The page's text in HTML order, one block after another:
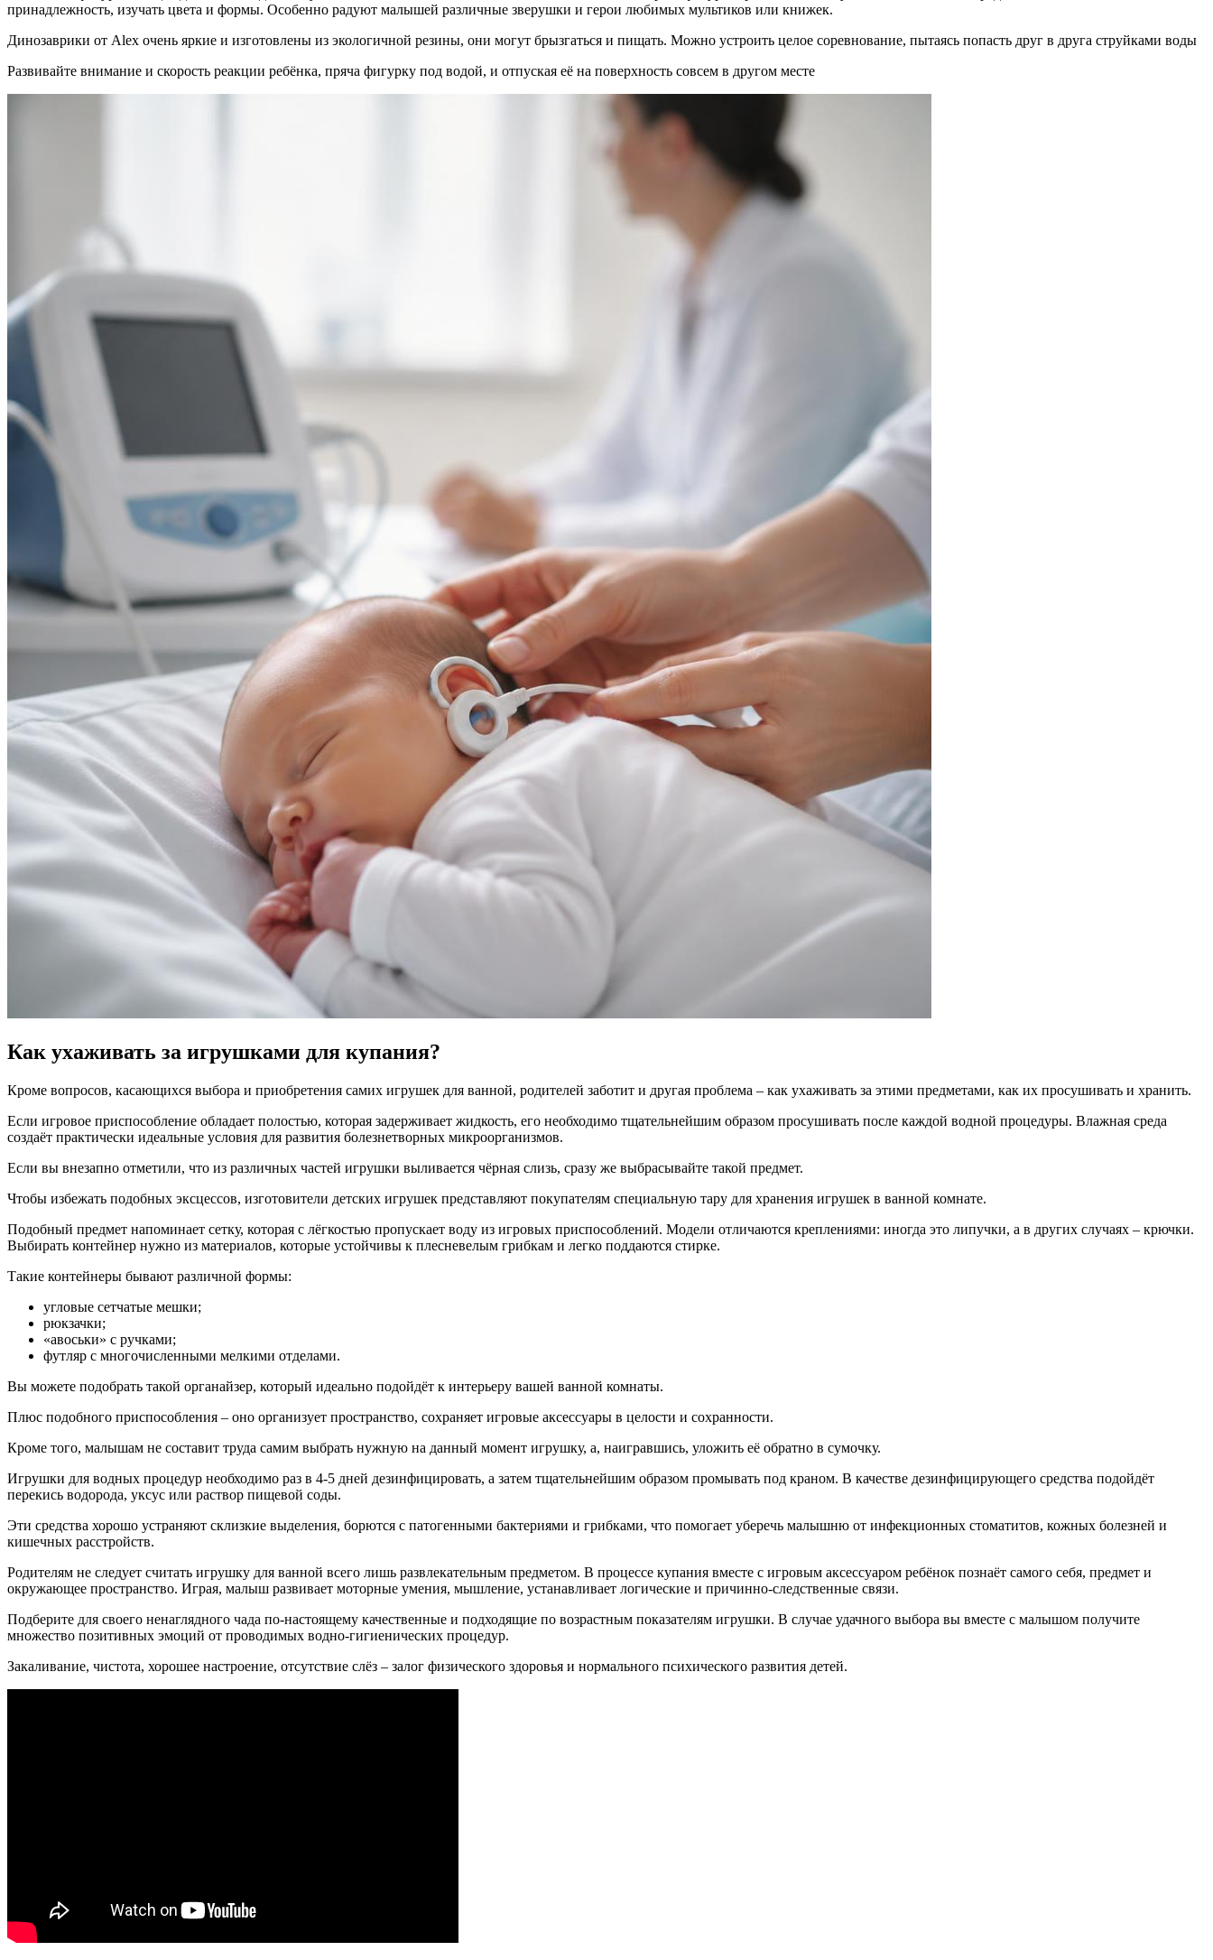
принадлежность, изучать цвета и формы. Особенно радуют малышей различные зверушки и герои любимых мультиков или книжек.
Динозаврики от Alex очень яркие и изготовлены из экологичной резины, они могут брызгаться и пищать. Можно устроить целое соревнование, пытаясь попасть друг в друга струйками воды
Развивайте внимание и скорость реакции ребёнка, пряча фигурку под водой, и отпуская её на поверхность совсем в другом месте
Как ухаживать за игрушками для купания?
Кроме вопросов, касающихся выбора и приобретения самих игрушек для ванной, родителей заботит и другая проблема – как ухаживать за этими предметами, как их просушивать и хранить.
Если игровое приспособление обладает полостью, которая задерживает жидкость, его необходимо тщательнейшим образом просушивать после каждой водной процедуры. Влажная среда
создаёт практически идеальные условия для развития болезнетворных микроорганизмов.
Если вы внезапно отметили, что из различных частей игрушки выливается чёрная слизь, сразу же выбрасывайте такой предмет.
Чтобы избежать подобных эксцессов, изготовители детских игрушек представляют покупателям специальную тару для хранения игрушек в ванной комнате.
Подобный предмет напоминает сетку, которая с лёгкостью пропускает воду из игровых приспособлений. Модели отличаются креплениями: иногда это липучки, а в других случаях – крючки.
Выбирать контейнер нужно из материалов, которые устойчивы к плесневелым грибкам и легко поддаются стирке.
Такие контейнеры бывают различной формы:
угловые сетчатые мешки;
рюкзачки;
«авоськи» с ручками;
футляр с многочисленными мелкими отделами.
Вы можете подобрать такой органайзер, который идеально подойдёт к интерьеру вашей ванной комнаты.
Плюс подобного приспособления – оно организует пространство, сохраняет игровые аксессуары в целости и сохранности.
Кроме того, малышам не составит труда самим выбрать нужную на данный момент игрушку, а, наигравшись, уложить её обратно в сумочку.
Игрушки для водных процедур необходимо раз в 4-5 дней дезинфицировать, а затем тщательнейшим образом промывать под краном. В качестве дезинфицирующего средства подойдёт
перекись водорода, уксус или раствор пищевой соды.
Эти средства хорошо устраняют склизкие выделения, борются с патогенными бактериями и грибками, что помогает уберечь малышню от инфекционных стоматитов, кожных болезней и
кишечных расстройств.
Родителям не следует считать игрушку для ванной всего лишь развлекательным предметом. В процессе купания вместе с игровым аксессуаром ребёнок познаёт самого себя, предмет и
окружающее пространство. Играя, малыш развивает моторные умения, мышление, устанавливает логические и причинно-следственные связи.
Подберите для своего ненаглядного чада по-настоящему качественные и подходящие по возрастным показателям игрушки. В случае удачного выбора вы вместе с малышом получите
множество позитивных эмоций от проводимых водно-гигиенических процедур.
Закаливание, чистота, хорошее настроение, отсутствие слёз – залог физического здоровья и нормального психического развития детей.